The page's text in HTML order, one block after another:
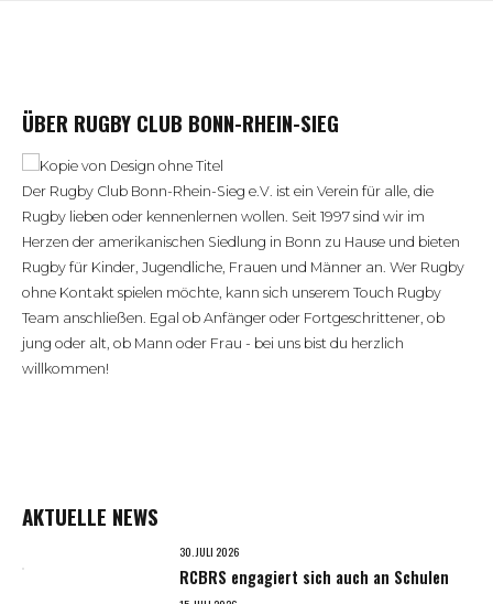
ÜBER RUGBY CLUB BONN-RHEIN-SIEG
Der Rugby Club Bonn-Rhein-Sieg e.V. ist ein Verein für alle, die
Rugby lieben oder kennenlernen wollen. Seit 1997 sind wir im
Herzen der amerikanischen Siedlung in Bonn zu Hause und bieten
Rugby für Kinder, Jugendliche, Frauen und Männer an. Wer Rugby
ohne Kontakt spielen möchte, kann sich unserem Touch Rugby
Team anschließen. Egal ob Anfänger oder Fortgeschrittener, ob
jung oder alt, ob Mann oder Frau - bei uns bist du herzlich
willkommen!
AKTUELLE NEWS
30. JULI 2026
RCBRS engagiert sich auch an Schulen